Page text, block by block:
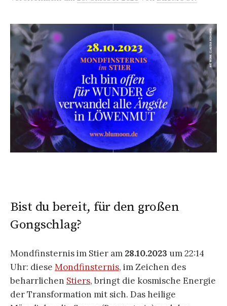
Bist du bereit, für den großen
Gongschlag?
Mondfinsternis im Stier am 28.10.2023 um 22:14
Uhr: diese Mondfinsternis, im Zeichen des
beharrlichen Stiers, bringt die kosmische Energie
der Transformation mit sich. Das heilige